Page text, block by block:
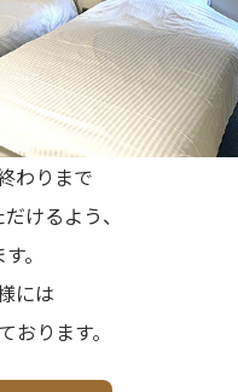
わりまで
けるよう、
。
には
おります。